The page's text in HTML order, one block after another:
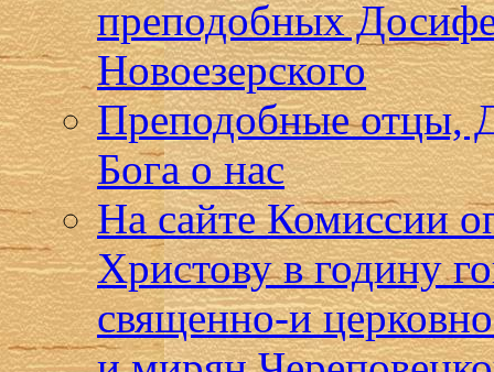
преподобных
Новоезерского
Преподобные отцы,
Бога о нас
На сайте Комиссии
Христову в годину
священно-и